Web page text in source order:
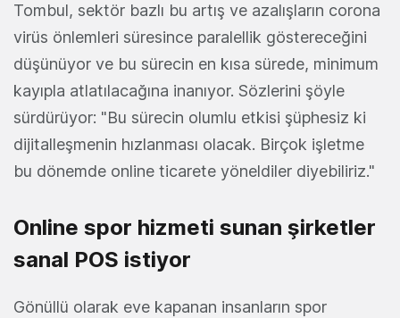
Tombul, sektör bazlı bu artış ve azalışların corona
virüs önlemleri süresince paralellik göstereceğini
düşünüyor ve bu sürecin en kısa sürede, minimum
kayıpla atlatılacağına inanıyor. Sözlerini şöyle
sürdürüyor: "Bu sürecin olumlu etkisi şüphesiz ki
dijitalleşmenin hızlanması olacak. Birçok işletme
bu dönemde online ticarete yöneldiler diyebiliriz."
Online spor hizmeti sunan şirketler
sanal POS istiyor
Gönüllü olarak eve kapanan insanların spor